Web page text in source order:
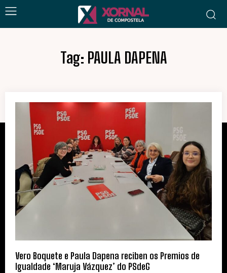
Tag: PAULA DAPENA
Vero Boquete e Paula Dapena reciben os Premios de
Igualdade ‘Maruja Vázquez’ do PSdeG